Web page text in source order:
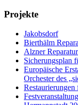
Projekte
Jakobsdorf
Bierthälm
Alzner
Sicherungsplan
Europäische
Orchester des
Restaurierungen